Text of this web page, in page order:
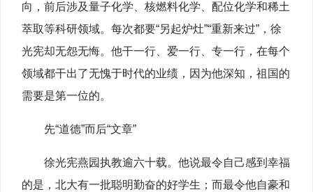
向，前后涉及量子化学、核燃料化学、配位化学和稀土
萃取等科研领域。每次都要“另起炉灶”“重新来过”，徐
光宪却无怨无悔。他干一行、爱一行、专一行，在每个
领域都干出了无愧于时代的业绩，因为他深知，祖国的
需要是第一位的。
先“道德”而后“文章”
徐光宪燕园执教逾六十载。他说最令自己感到幸福
的是，北大有一批聪明勤奋的好学生；而最令他自豪和